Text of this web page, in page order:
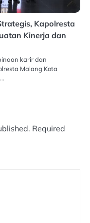
Kapolresta
Kinerja dan
karir dan
Malang Kota
Required